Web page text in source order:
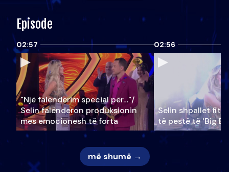
Episode
02:57
"Një falenderim special për…"/
Selin falënderon produksionin
mes emocionesh të forta
02:56
Selin shpallet
të pestë të ‘Big
më shumë →